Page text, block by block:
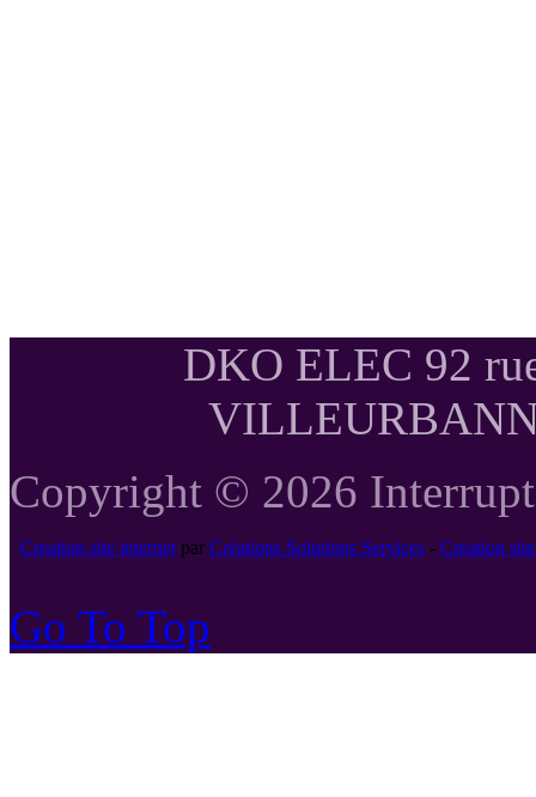
DKO ELEC 92
Copyright © 2026
Creation site internetpar Créations Solutions Services- Creation
Go To Top